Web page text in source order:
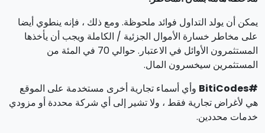
يمكن أن يولد التداول فوائد ملحوظة. ومع ذلك ، فإنه ينطوي أيضا
على مخاطر خسارة الأموال الجزئية / الكاملة ويجب أن يأخذها
المستثمرون الأوائل في الاعتبار. حوالي 70 في المئة من
المستثمرين سيخسرون المال.
#BitiCodes
وأي أسماء تجارية أخرى مستخدمة على الموقع
هي لأغراض تجارية فقط ، ولا تشير إلى أي شركة محددة أو مزودي
خدمات محددين.